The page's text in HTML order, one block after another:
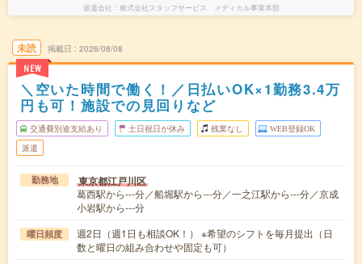
派遣会社 株式会社スタッフサービス メディカル事業本部
未読
NEW
掲載日 2026/08/08
＼空いた時間で働く！／日払いOK×1勤務3.4万
円も可！施設での見回りなど
交通費別途支給あり 土日祝日が休み 残業なし WEB登録OK
派遣
勤務地 東京都江戸川区
葛西駅から---分／船堀駅から---分／一之江駅から---分／京成
小岩駅から---分
曜日頻度
週2日（週1日も相談OK！） ※希望のシフトを毎月提出（日
数と曜日の組み合わせや固定も可）